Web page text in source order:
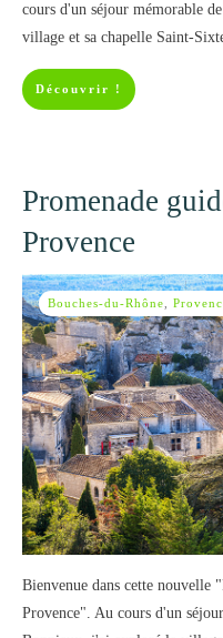
cours d'un séjour mémorable
village et sa chapelle Saint-
Découvrir !
Promenade
Provence
Bouches-du-Rhône
Bienvenue dans cette nouvelle
Provence". Au cours d'un